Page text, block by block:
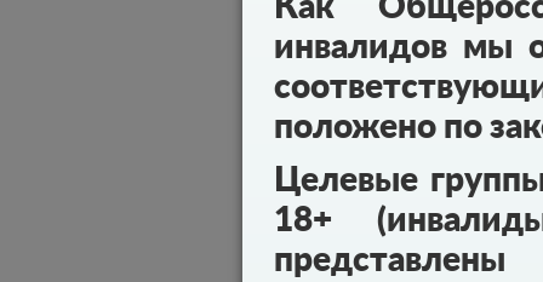
Как
инвалидов мы
положено по
Целевые
18+